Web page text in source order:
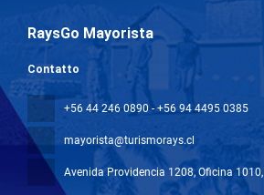
RaysGo Mayorista
Contatto
+56 44 246 0890 - +56 94 4495 0385
mayorista@turismorays.cl
Avenida Providencia 1208, Oficina 1010